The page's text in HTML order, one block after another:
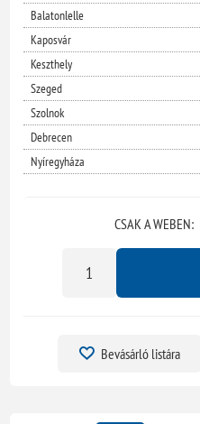
Balatonlelle
Kaposvár
Keszthely
Szeged
Szolnok
Debrecen
Nyíregyháza
CSAK A WEBEN:
Bevásárló listára